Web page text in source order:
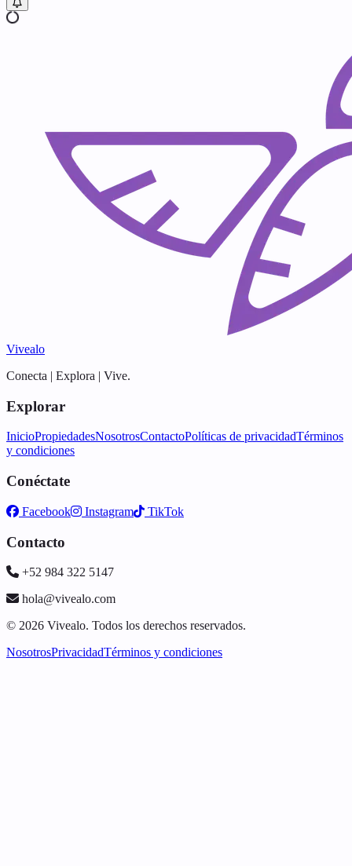
Vivealo
Conecta | Explora | Vive.
Explorar
InicioPropiedadesNosotrosContactoPolíticas de privacidadTérminos
y condiciones
Conéctate
Facebook Instagram TikTok
Contacto
+52 984 322 5147
hola@vivealo.com
© 2026 Vivealo. Todos los derechos reservados.
NosotrosPrivacidadTérminos y condiciones